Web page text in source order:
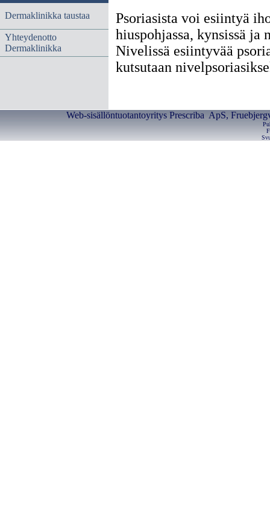
Dermaklinikka taustaa
Yhteydenotto
Dermaklinikka
Psoriasista voi esiintyä
hiuspohjassa, kynsissä ja
Nivelissä esiintyvää
kutsutaan
Web-sisällöntuotantoyritys Prescriba ApS,